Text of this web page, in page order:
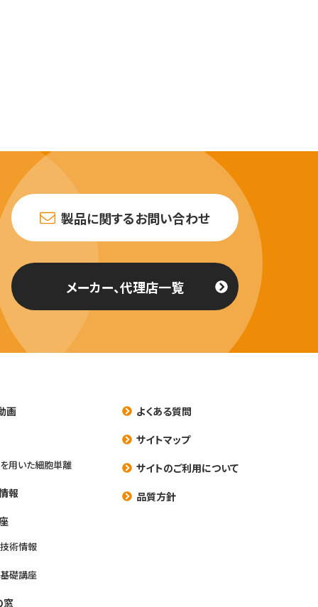
製品に関するお問い合わせ
メーカー、代理店一覧
画
用いた細胞単離
報
術情報
礎講座
窓
よくある質問
サイトマップ
サイトのご利用について
品質方針